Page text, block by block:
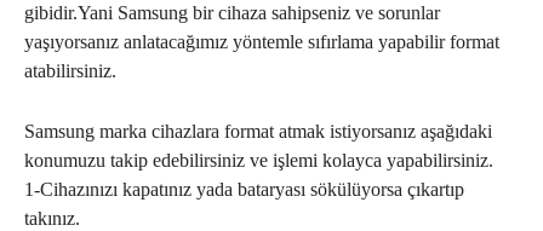
gibidir.Yani Samsung bir cihaza sahipseniz ve sorunlar
yaşıyorsanız anlatacağımız yöntemle sıfırlama yapabilir format
atabilirsiniz.
Samsung marka cihazlara format atmak istiyorsanız aşağıdaki
konumuzu takip edebilirsiniz ve işlemi kolayca yapabilirsiniz.
1-Cihazınızı kapatınız yada bataryası sökülüyorsa çıkartıp
takınız.